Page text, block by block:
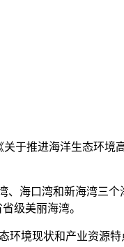
于推进海洋生态环
海口湾和新海湾三
级美丽海湾。
境现状和产业资源